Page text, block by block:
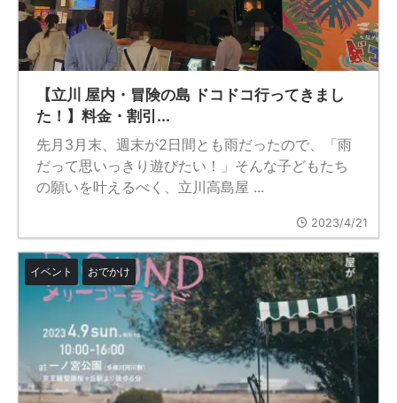
【立川 屋内・冒険の島 ドコドコ行ってきまし
た！】料金・割引...
先月3月末、週末が2日間とも雨だったので、「雨
だって思いっきり遊びたい！」そんな子どもたち
の願いを叶えるべく、立川高島屋 ...
2023/4/21
イベント おでかけ